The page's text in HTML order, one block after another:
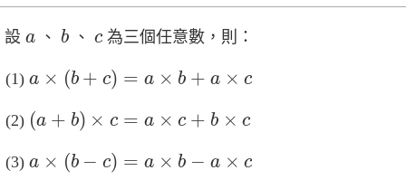
設 a
a 、 b
b 、 c
c 為三個任意數，則：
a × (b + c) = a × b + a × c
a × ( b+ ) a +a × c
(a + b) × c = a × c + b × c
(a b )× c = a× +b ×c
a × (b − c) = a × b − a × c
a × ( b− a −a × c